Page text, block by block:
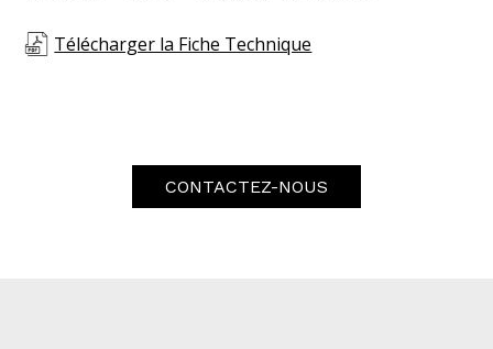
Télécharger la Fiche Technique
CONTACTEZ-NOUS